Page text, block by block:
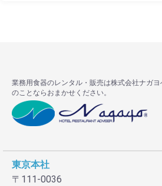
業務用食器のレンタル・販売は株式会社ナガ
のことならおまかせください。
東京本社
〒111-0036